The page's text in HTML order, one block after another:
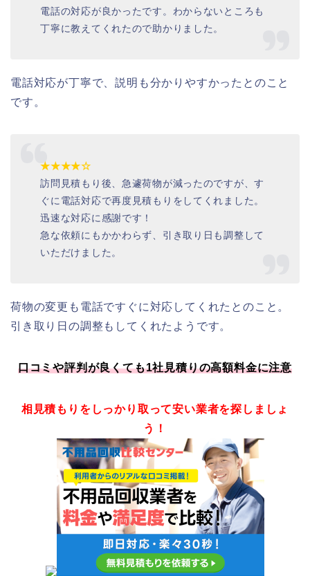
電話の対応が良かったです。わからないところも
丁寧に教えてくれたので助かりました。
電話対応が丁寧で、説明も分かりやすかったとのこと
です。
★★★★☆
訪問見積もり後、急遽荷物が減ったのですが、す
ぐに電話対応で再度見積もりをしてくれました。
迅速な対応に感謝です！
急な依頼にもかかわらず、引き取り日も調整して
いただけました。
荷物の変更も電話ですぐに対応してくれたとのこと。
引き取り日の調整もしてくれたようです。
口コミや評判が良くても1社見積りの高額料金に注意
相見積もりをしっかり取って安い業者を探しましょ
う！